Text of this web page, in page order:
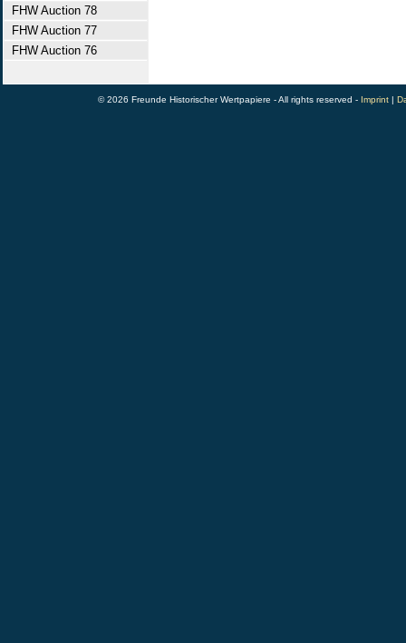
FHW Auction 78
FHW Auction 77
FHW Auction 76
© 2026 Freunde Historischer Wertpapiere - All rights reserved - Imprint |